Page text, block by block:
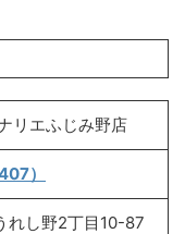
リエふじみ野店
407）
れし野2丁目10-87